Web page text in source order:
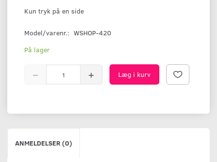
Kun tryk på en side
Model/varenr.: WSHOP-420
På lager
Læg i kurv
ANMELDELSER (0)